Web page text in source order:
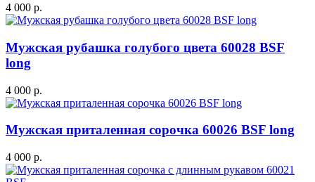
4 000 р.
Мужская рубашка голубого цвета 60028 BSF
long
4 000 р.
Мужская приталенная сорочка 60026 BSF long
4 000 р.